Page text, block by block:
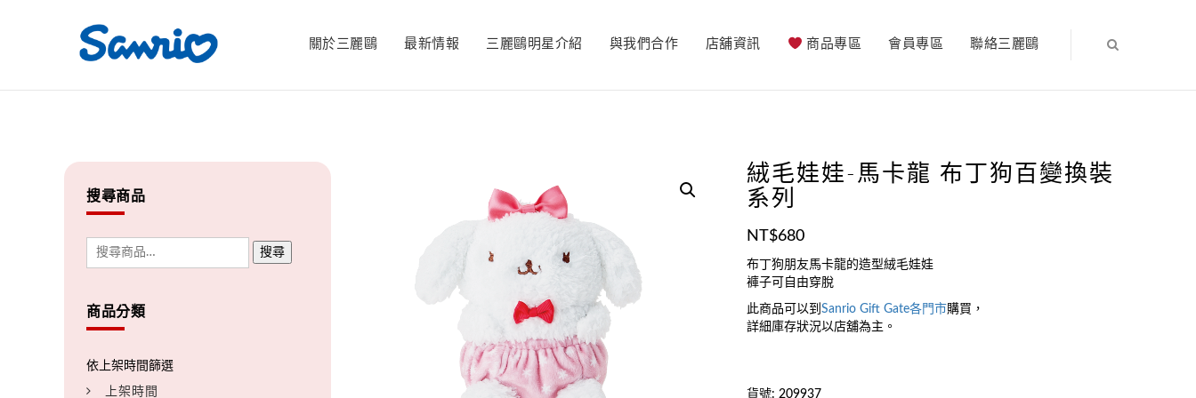
關於三麗鷗 最新情報 三麗鷗明星介紹 與我們合作 店舖資訊 商品專區 會員專區 聯絡三麗鷗
絨毛娃娃-馬卡龍 布丁狗百變換裝
系列
NT$680
布丁狗朋友馬卡龍的造型絨毛娃娃
褲子可自由穿脫
此商品可以到Sanrio Gift Gate各門市 購買，
詳細庫存狀況以店舖為主。
貨號:209937
搜尋商品
搜尋
商品分類
上架時間